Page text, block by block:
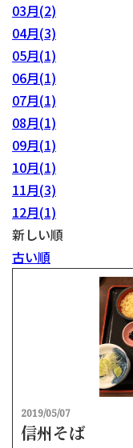
03月(2)
04月(3)
05月(1)
06月(1)
07月(1)
08月(1)
09月(1)
10月(1)
11月(3)
12月(1)
新しい順
古い順
2019/05/07
信州そば